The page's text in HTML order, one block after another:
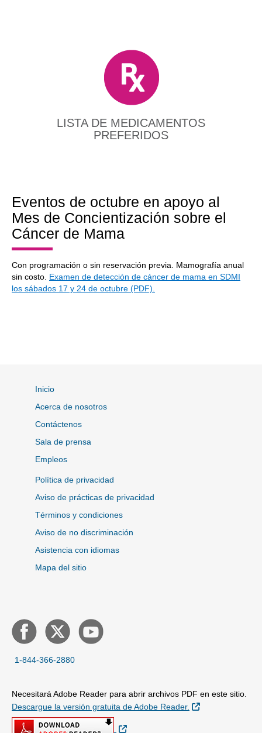
LISTA DE MEDICAMENTOS
PREFERIDOS
Eventos de octubre en apoyo al
Mes de Concientización sobre el
Cáncer de Mama
Con programación o sin reservación previa. Mamografía anual
sin costo. Examen de detección de cáncer de mama en SDMI
los sábados 17 y 24 de octubre (PDF).
Inicio
Acerca de nosotros
Contáctenos
Sala de prensa
Empleos
Política de privacidad
Aviso de prácticas de privacidad
Términos y condiciones
Aviso de no discriminación
Asistencia con idiomas
Mapa del sitio
1-844-366-2880
Necesitará Adobe Reader para abrir archivos PDF en este sitio.
Descargue la versión gratuita de Adobe Reader.
Sitio Externo
Sitio Externo